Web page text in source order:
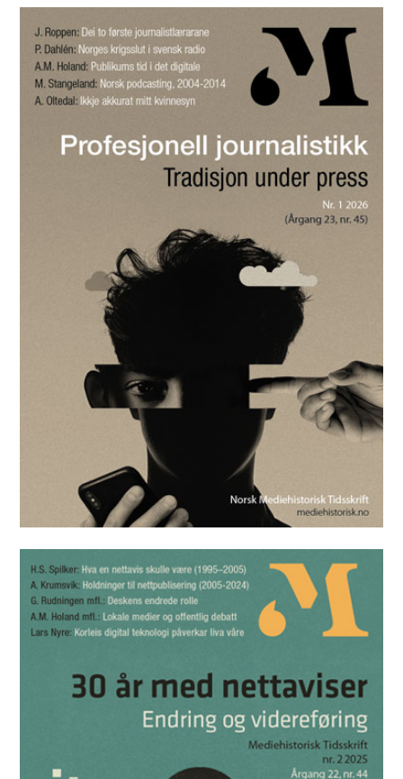
Mediehistorisk Tidsskrift nr. 1 2026
Les utgaven